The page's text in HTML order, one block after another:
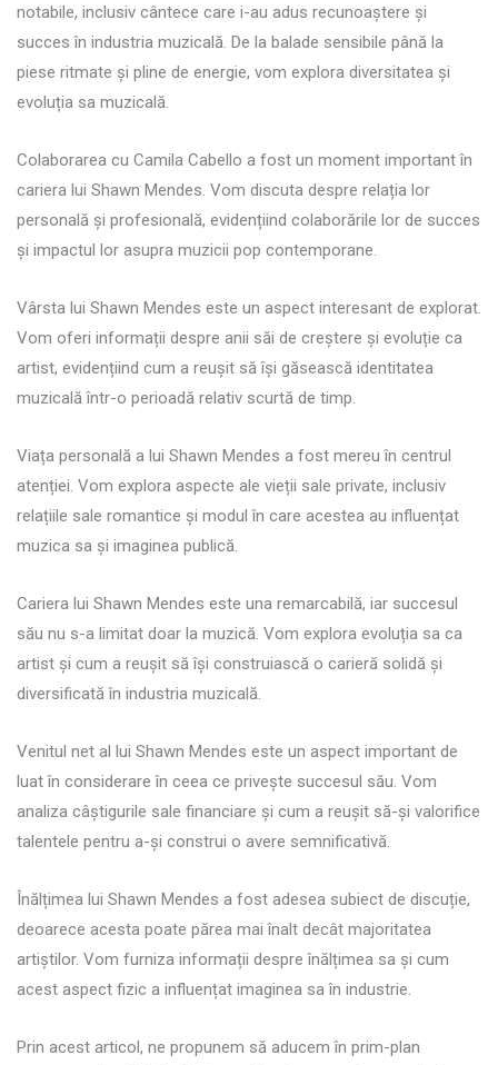
notabile, inclusiv cântece care i-au adus recunoaștere și
succes în industria muzicală. De la balade sensibile până la
piese ritmate și pline de energie, vom explora diversitatea și
evoluția sa muzicală.
Colaborarea cu Camila Cabello a fost un moment important în
cariera lui Shawn Mendes. Vom discuta despre relația lor
personală și profesională, evidențiind colaborările lor de succes
și impactul lor asupra muzicii pop contemporane.
Vârsta lui Shawn Mendes este un aspect interesant de explorat.
Vom oferi informații despre anii săi de creștere și evoluție ca
artist, evidențiind cum a reușit să își găsească identitatea
muzicală într-o perioadă relativ scurtă de timp.
Viața personală a lui Shawn Mendes a fost mereu în centrul
atenției. Vom explora aspecte ale vieții sale private, inclusiv
relațiile sale romantice și modul în care acestea au influențat
muzica sa și imaginea publică.
Cariera lui Shawn Mendes este una remarcabilă, iar succesul
său nu s-a limitat doar la muzică. Vom explora evoluția sa ca
artist și cum a reușit să își construiască o carieră solidă și
diversificată în industria muzicală.
Venitul net al lui Shawn Mendes este un aspect important de
luat în considerare în ceea ce privește succesul său. Vom
analiza câștigurile sale financiare și cum a reușit să-și valorifice
talentele pentru a-și construi o avere semnificativă.
Înălțimea lui Shawn Mendes a fost adesea subiect de discuție,
deoarece acesta poate părea mai înalt decât majoritatea
artiștilor. Vom furniza informații despre înălțimea sa și cum
acest aspect fizic a influențat imaginea sa în industrie.
Prin acest articol, ne propunem să aducem în prim-plan